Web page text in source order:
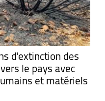
d'extinction des
le pays avec
et matériels